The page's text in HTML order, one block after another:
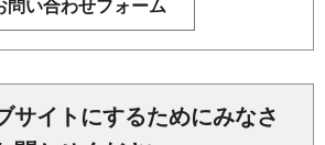
サイトにするためにみなさ